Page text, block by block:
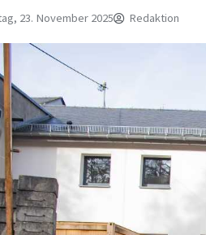
23. November 2025 Redaktion